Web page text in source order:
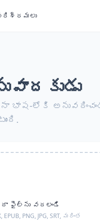
భాష-లోకి
ఫైల్‌ను వదలండి
EPUB, PNG, JPG, SRT, మరింత